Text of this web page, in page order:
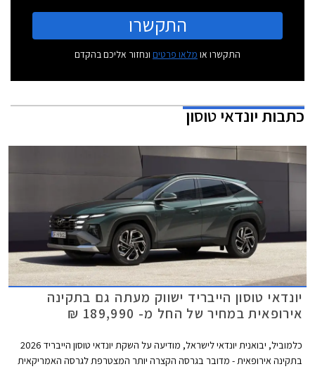
התקשרו
התקשרו או מלאו פרטים ונחזור אליכם בהקדם
כתבותיונדאי טוסון
יונדאי טוסון הייבריד ישווק מעתה גם בתקינה
אירופאית במחיר של החל מ- 189,990 ₪
כלמוביל, יבואנית יונדאי לישראל, מודיעה על השקת יונדאי טוסון הייבריד 2026
בתקינה אירופאית - מדובר בגרסה הקצרה יותר המצטרפת לגרסה האמריקאית